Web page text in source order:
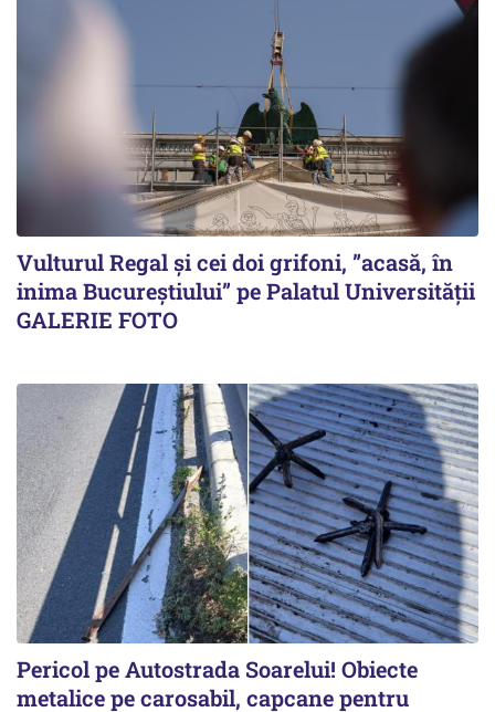
Vulturul Regal și cei doi grifoni, ”acasă, în
inima Bucureștiului” pe Palatul Universității
GALERIE FOTO
Pericol pe Autostrada Soarelui! Obiecte
metalice pe carosabil, capcane pentru